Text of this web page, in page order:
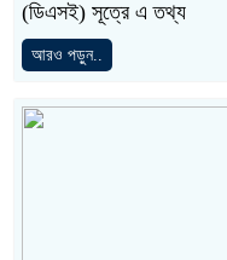
(ডিএসই) সূত্রে এ তথ্য
আরও পড়ুন..